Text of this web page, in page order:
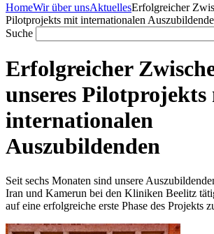
HomeWir über unsAktuellesErfolgreicher
Pilotprojekts mit internationalen
Suche
Erfolgreicher
unseres
internationalen
Auszubildenden
Seit sechs Monaten sind unsere
Iran und Kamerun bei den Kliniken Beelitz
auf eine erfolgreiche erste Phase des Projekts